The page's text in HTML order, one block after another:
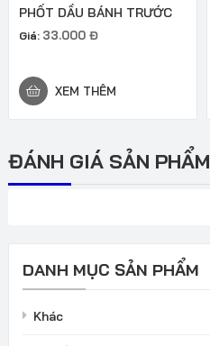
PHỐT DẦU BÁNH TRƯỚC
Giá: 33.000 Đ
XEM THÊM
ĐÁNH GIÁ SẢN PHẨM
DANH MỤC SẢN PHẨM
Khác